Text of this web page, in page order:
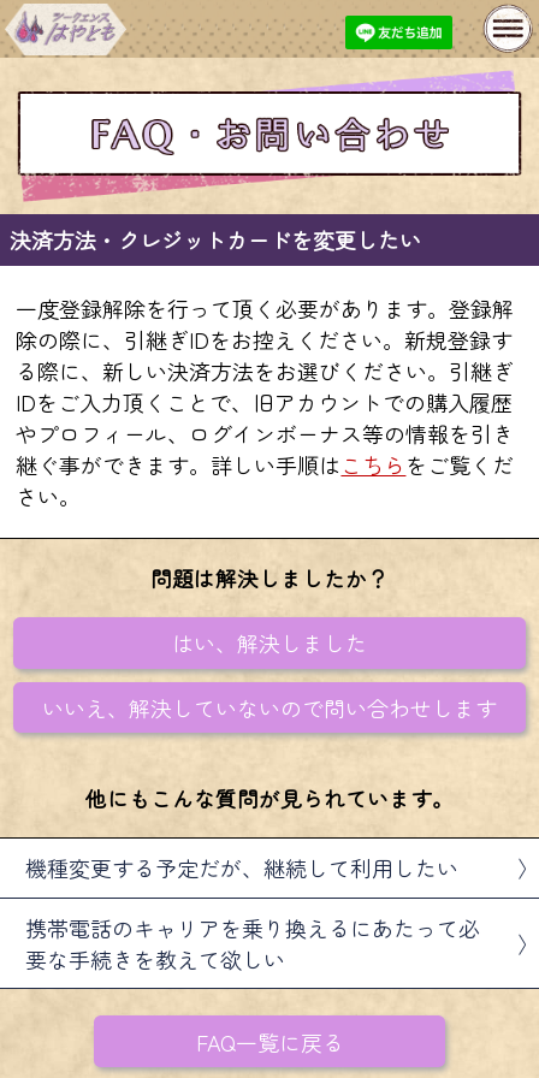
MENU
基本性格鑑定
開運おみくじ
プレミアム鑑定
長期継続特典
今月の特集
無料鑑定
お問い合わせ
あとで占うリスト
メルマガ登録・解除
好きな人の気持ち
片想いは成就する?
相性
宿縁
復縁
不倫
あの人の夜の姿
決済方法・クレジットカードを変更したい
一度登録解除を行って頂く必要があります。登録解
除の際に、引継ぎIDをお控えください。新規登録す
る際に、新しい決済方法をお選びください。引継ぎ
IDをご入力頂くことで、旧アカウントでの購入履歴
やプロフィール、ログインボーナス等の情報を引き
継ぐ事ができます。詳しい手順はこちらをご覧くだ
さい。
問題は解決しましたか？
はい、解決しました
いいえ、解決していないので問い合わせします
他にもこんな質問が見られています。
機種変更する予定だが、継続して利用したい
携帯電話のキャリアを乗り換えるにあたって必
要な手続きを教えて欲しい
FAQ一覧に戻る